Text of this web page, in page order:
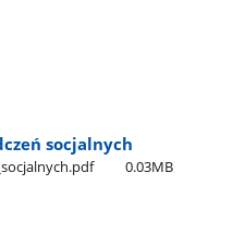
socjalnych
0.03MB